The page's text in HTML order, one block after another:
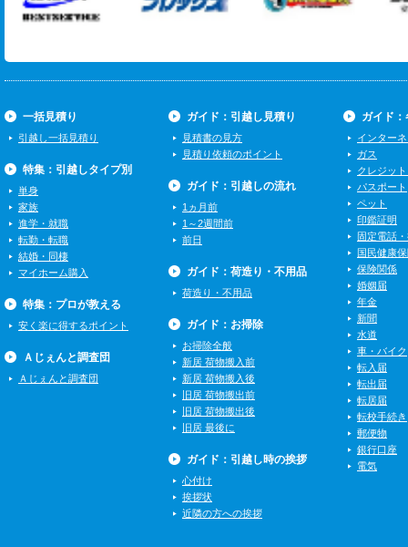
一括見積り
引越し一括見積り
特集：引越しタイプ別
単身
家族
進学・就職
転勤・転職
結婚・同棲
マイホーム購入
特集：プロが教える
安く楽に得するポイント
Ａじぇんと調査団
Ａじぇんと調査団
ガイド：引越し見積り
見積書の見方
見積り依頼のポイント
ガイド：引越しの流れ
1ヵ月前
1～2週間前
前日
ガイド：荷造り・不用品
荷造り・不用品
ガイド：お掃除
お掃除全般
新居 荷物搬入前
新居 荷物搬入後
旧居 荷物搬出前
旧居 荷物搬出後
旧居 最後に
ガイド：引越し時の挨拶
心付け
挨拶状
近隣の方への挨拶
ガイド
インター
ガス
クレジッ
パスポート
ペット
印鑑証明
固定電話
国民健康
保険関係
婚姻届
年金
新聞
水道
車・バイク
転入届
転出届
転居届
転校手続き
郵便物
銀行口座
電気